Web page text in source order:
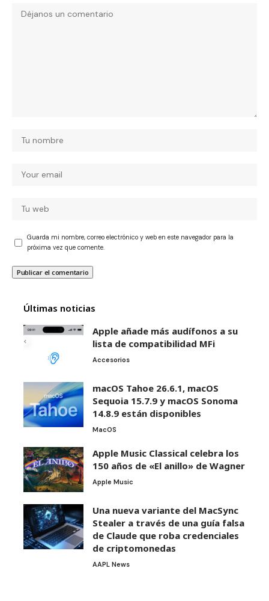
Guarda mi nombre, correo electrónico y web en este navegador para la
próxima vez que comente.
Últimas noticias
Apple añade más audífonos a su
lista de compatibilidad MFi
Accesorios
macOS Tahoe 26.6.1, macOS
Sequoia 15.7.9 y macOS Sonoma
14.8.9 están disponibles
MacOS
Apple Music Classical celebra los
150 años de «El anillo» de Wagner
Apple Music
Una nueva variante del MacSync
Stealer a través de una guía falsa
de Claude que roba credenciales
de criptomonedas
AAPL News